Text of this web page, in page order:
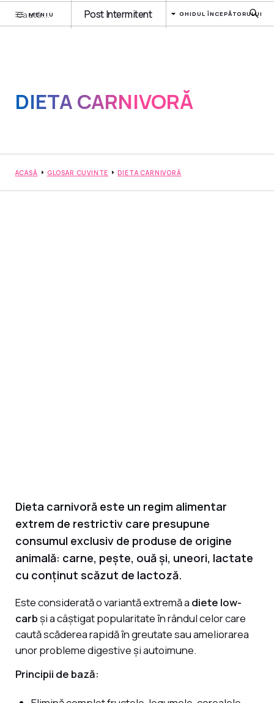
MENIU Post Intermitent GHIDUL ÎNCEPĂTORULUI
DIETA CARNIVORĂ
ACASĂ GLOSAR CUVINTE DIETA CARNIVORĂ
Dieta carnivoră este un regim alimentar
extrem de restrictiv care presupune
consumul exclusiv de produse de origine
animală: carne, pește, ouă și, uneori, lactate
cu conținut scăzut de lactoză.
Este considerată o variantă extremă a diete low-
carbși a câștigat popularitate în rândul celor care
caută scăderea rapidă în greutate sau ameliorarea
unor probleme digestive și autoimune.
Principii de bază: